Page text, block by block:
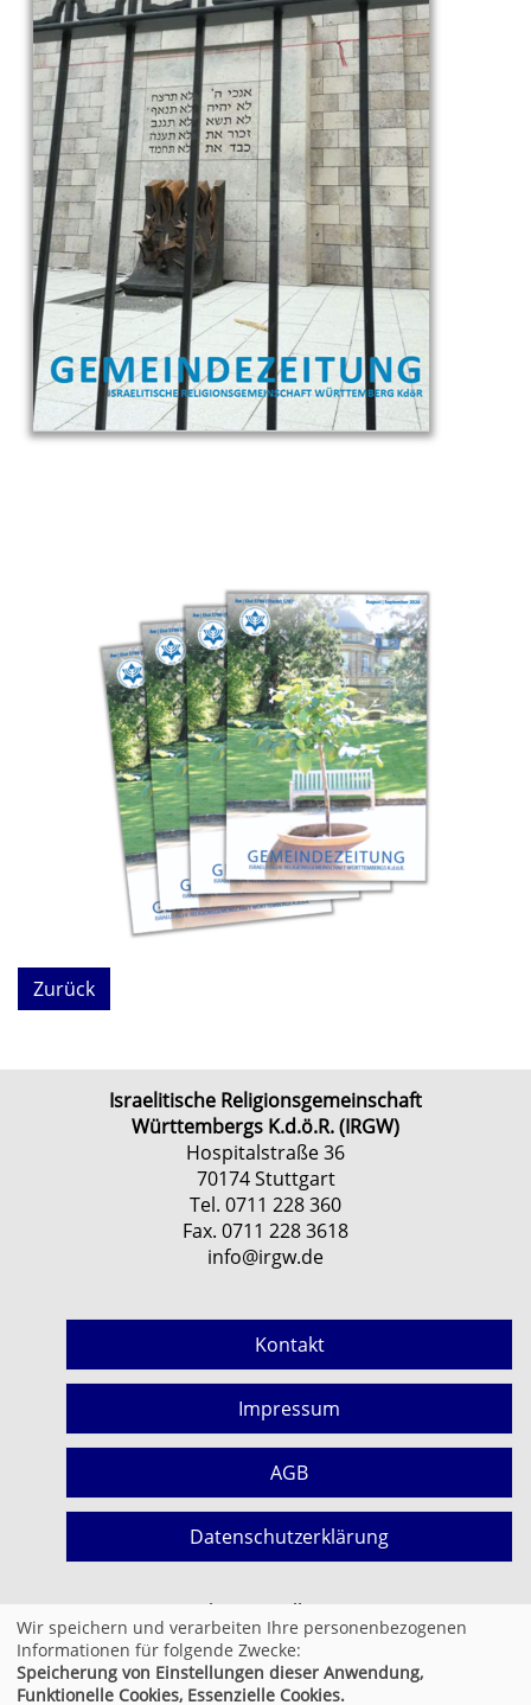
Zurück
Israelitische Religionsgemeinschaft
Württembergs K.d.ö.R. (IRGW)
Hospitalstraße 36
70174 Stuttgart
Tel. 0711 228 360
Fax. 0711 228 3618
info@irgw.de
Kontakt
Impressum
AGB
Datenschutzerklärung
Cookie Einstellungen
© 2026 Kufer Software GmbH
Wir speichern und verarbeiten Ihre personenbezogenen
Informationen für folgende Zwecke:
Speicherung von Einstellungen dieser Anwendung,
Funktionelle Cookies, Essenzielle Cookies.